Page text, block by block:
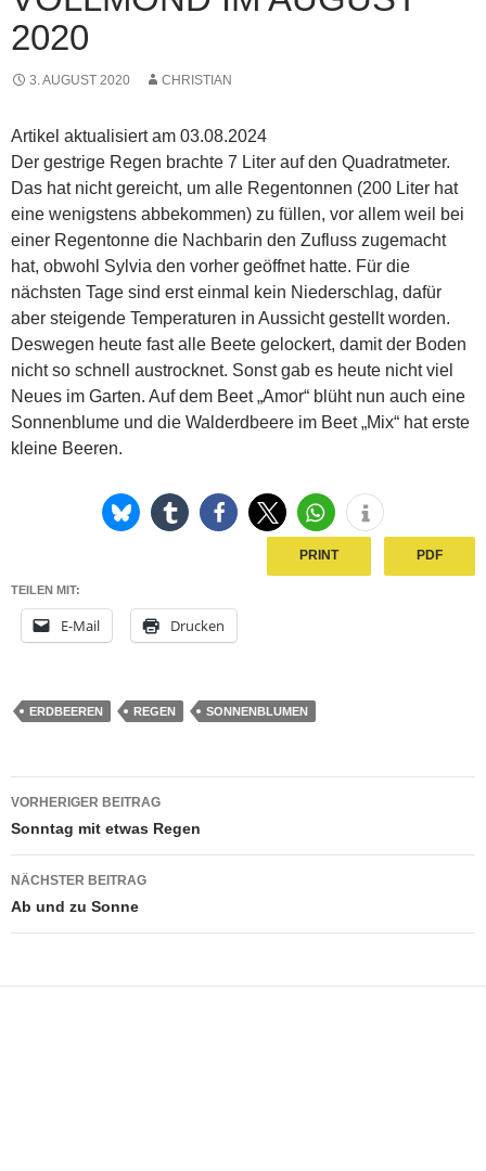
2020
3. AUGUST 2020 CHRISTIAN
Artikel aktualisiert am 03.08.2024
Der gestrige Regen brachte 7 Liter auf den Quadratmeter.
Das hat nicht gereicht, um alle Regentonnen (200 Liter hat
eine wenigstens abbekommen) zu füllen, vor allem weil bei
einer Regentonne die Nachbarin den Zufluss zugemacht
hat, obwohl Sylvia den vorher geöffnet hatte. Für die
nächsten Tage sind erst einmal kein Niederschlag, dafür
aber steigende Temperaturen in Aussicht gestellt worden.
Deswegen heute fast alle Beete gelockert, damit der Boden
nicht so schnell austrocknet. Sonst gab es heute nicht viel
Neues im Garten. Auf dem Beet „Amor“ blüht nun auch eine
Sonnenblume und die Walderdbeere im Beet „Mix“ hat erste
kleine Beeren.
PRINT PDF
TEILEN MIT:
E-Mail Drucken
ERDBEEREN REGEN SONNENBLUMEN
Beitragsnavigation
VORHERIGER BEITRAG
Sonntag mit etwas Regen
NÄCHSTER BEITRAG
Ab und zu Sonne